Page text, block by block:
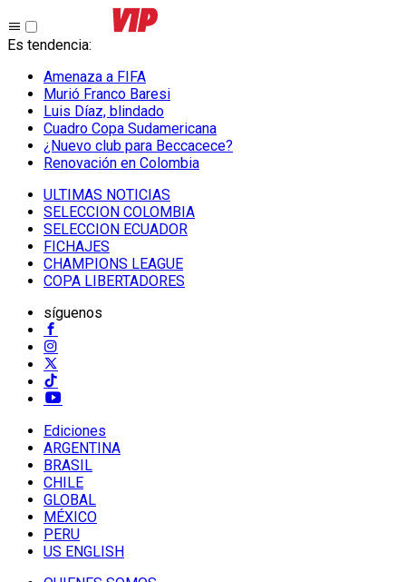
Es tendencia:
Amenaza a FIFA
Murió Franco Baresi
Luis Díaz, blindado
Cuadro Copa Sudamericana
¿Nuevo club para Beccacece?
Renovación en Colombia
ULTIMAS NOTICIAS
SELECCION COLOMBIA
SELECCION ECUADOR
FICHAJES
CHAMPIONS LEAGUE
COPA LIBERTADORES
síguenos
Ediciones
ARGENTINA
BRASIL
CHILE
GLOBAL
MÉXICO
PERU
US ENGLISH